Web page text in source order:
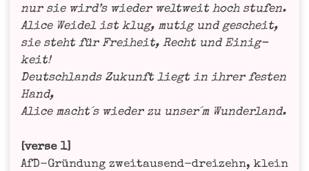
nur sie wird’s wie­der welt­weit hoch stu­fen.
Ali­ce Wei­del ist klug, mutig und gescheit,
sie steht für Frei­heit, Recht und Einig­
keit!
Deutsch­lands Zukunft liegt in ihrer fes­ten
Hand,
Ali­ce macht´s wie­der zu unser´m Wunderland.
[ver­se 1]
AfD-Grün­dung zwei­tau­send-drei­zehn, klein